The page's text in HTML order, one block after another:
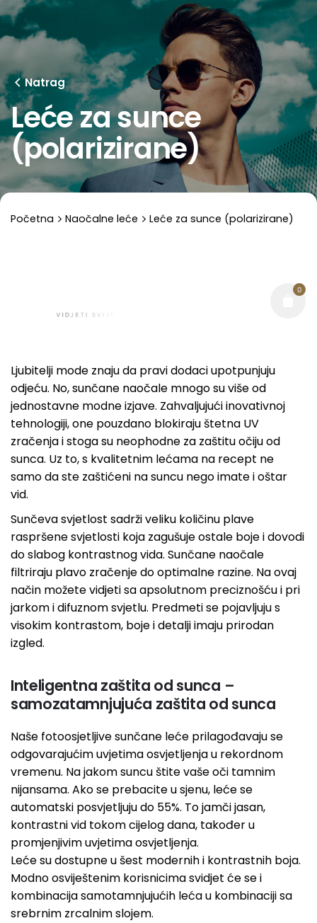
Skip
content
0
Natrag
Leće za sunce
(polarizirane)
Početna Naočalne leće Leće za sunce (polarizirane)
Ljubitelji mode znaju da pravi dodaci upotpunjuju
odjeću. No, sunčane naočale mnogo su više od
jednostavne modne izjave. Zahvaljujući inovativnoj
tehnologiji, one pouzdano blokiraju štetna UV
zračenja i stoga su neophodne za zaštitu očiju od
sunca. Uz to, s kvalitetnim lećama na recept ne
samo da ste zaštićeni na suncu nego imate i oštar
vid.
Sunčeva svjetlost sadrži veliku količinu plave
raspršene svjetlosti koja zagušuje ostale boje i dovodi
do slabog kontrastnog vida. Sunčane naočale
filtriraju plavo zračenje do optimalne razine. Na ovaj
način možete vidjeti sa apsolutnom preciznošću i pri
jarkom i difuznom svjetlu. Predmeti se pojavljuju s
visokim kontrastom, boje i detalji imaju prirodan
izgled.
Inteligentna zaštita od sunca –
samozatamnjujuća zaštita od sunca
Naše fotoosjetljive sunčane leće prilagođavaju se
odgovarajućim uvjetima osvjetljenja u rekordnom
vremenu. Na jakom suncu štite vaše oči tamnim
nijansama. Ako se prebacite u sjenu, leće se
automatski posvjetljuju do 55%. To jamči jasan,
kontrastni vid tokom cijelog dana, također u
promjenjivim uvjetima osvjetljenja.
Leće su dostupne u šest modernih i kontrastnih boja.
Modno osviještenim korisnicima svidjet će se i
kombinacija samotamnjujućih leća u kombinaciji sa
srebrnim zrcalnim slojem.